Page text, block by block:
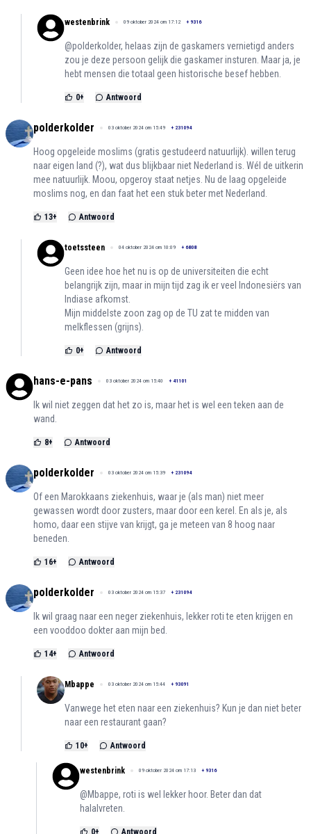
westenbrink 09 oktober 2024 om 17:12 + 9316
@polderkolder, helaas zijn de gaskamers vernietigd anders
zou je deze persoon gelijk die gaskamer insturen. Maar ja, je
hebt mensen die totaal geen historische besef hebben.
0+ Antwoord
polderkolder 03 oktober 2024 om 15:49 + 231094
Hoog opgeleide moslims (gratis gestudeerd natuurlijk). willen terug
naar eigen land (?), wat dus blijkbaar niet Nederland is. Wél de uitkerin
mee natuurlijk. Moou, opgeroy staat netjes. Nu de laag opgeleide
moslims nog, en dan faat het een stuk beter met Nederland.
13+ Antwoord
toetssteen 04 oktober 2024 om 10:09 + 6808
Geen idee hoe het nu is op de universiteiten die echt
belangrijk zijn, maar in mijn tijd zag ik er veel Indonesiërs van
Indiase afkomst.
Mijn middelste zoon zag op de TU zat te midden van
melkflessen (grijns).
0+ Antwoord
hans-e-pans 03 oktober 2024 om 15:40 + 41101
Ik wil niet zeggen dat het zo is, maar het is wel een teken aan de
wand.
8+ Antwoord
polderkolder 03 oktober 2024 om 15:39 + 231094
Of een Marokkaans ziekenhuis, waar je (als man) niet meer
gewassen wordt door zusters, maar door een kerel. En als je, als
homo, daar een stijve van krijgt, ga je meteen van 8 hoog naar
beneden.
16+ Antwoord
polderkolder 03 oktober 2024 om 15:37 + 231094
Ik wil graag naar een neger ziekenhuis, lekker roti te eten krijgen en
een vooddoo dokter aan mijn bed.
14+ Antwoord
Mbappe 03 oktober 2024 om 15:44 + 93091
Vanwege het eten naar een ziekenhuis? Kun je dan niet beter
naar een restaurant gaan?
10+ Antwoord
westenbrink 09 oktober 2024 om 17:13 + 9316
@Mbappe, roti is wel lekker hoor. Beter dan dat
halalvreten.